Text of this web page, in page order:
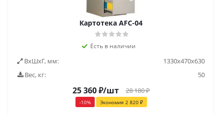
Картотека AFC-04
Есть в наличии
ВxШxГ, мм:
1330х470х630
Вес, кг:
50
25 360₽/шт 28 180₽
-10% Экономия 2 820₽